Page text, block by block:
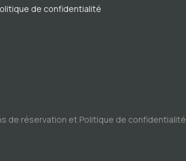
de confidentialité
de réservation et Politique de confidentialité